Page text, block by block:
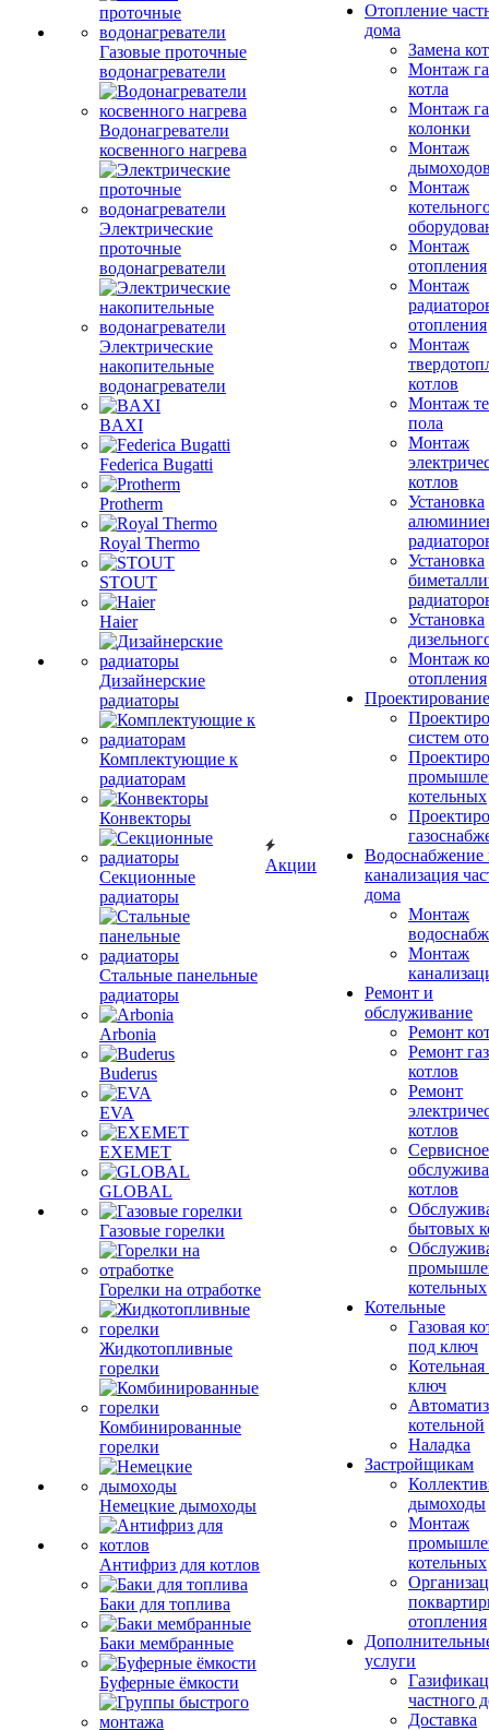
Газовые проточные
водонагреватели
Водонагреватели
косвенного нагрева
Электрические
проточные
водонагреватели
Электрические
накопительные
водонагреватели
BAXI
Federica Bugatti
Protherm
Royal Thermo
STOUT
Haier
Дизайнерские
радиаторы
Комплектующие к
радиаторам
Конвекторы
Секционные
радиаторы
Стальные панельные
радиаторы
Arbonia
Buderus
EVA
EXEMET
GLOBAL
Газовые горелки
Горелки на отработке
Жидкотопливные
горелки
Комбинированные
горелки
Немецкие дымоходы
Антифриз для котлов
Баки для топлива
Баки мембранные
Буферные ёмкости
Акции
Отопление
дома
Замена
Монтаж
котла
Монтаж
колонки
Монтаж
Монтаж
Монтаж
отопления
Монтаж
отопления
Монтаж
котлов
Монтаж
пола
Монтаж
котлов
Установка
Установка
Установка
Монтаж
отопления
Проектирование
систем
котельных
Водоснабжение
канализация
дома
Монтаж
Монтаж
Ремонт и
обслуживание
Ремонт
Ремонт
котлов
Ремонт
котлов
Сервисное
котлов
бытовых
котельных
Котельные
Газовая
под ключ
ключ
котельной
Наладка
Застройщикам
дымоходы
Монтаж
котельных
отопления
услуги
частного
Доставка